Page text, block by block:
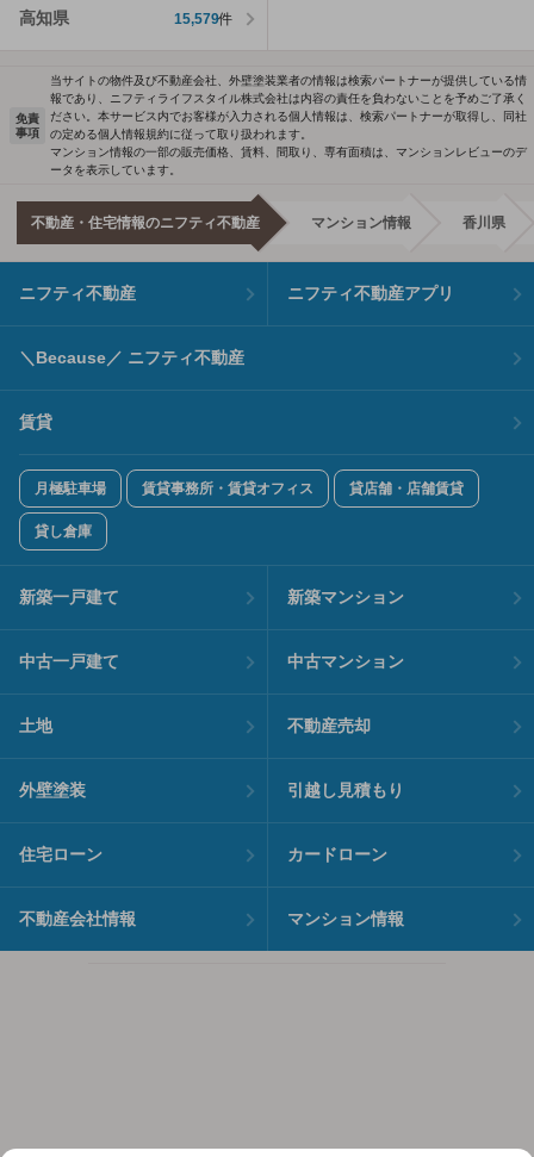
高知県 15,579件
免責
事項
当サイトの物件及び不動産会社、外壁塗装業者の情報は検索パートナーが提供している情
報であり、ニフティライフスタイル株式会社は内容の責任を負わないことを予めご了承く
ださい。本サービス内でお客様が入力される個人情報は、検索パートナーが取得し、同社
の定める個人情報規約に従って取り扱われます。
マンション情報の一部の販売価格、賃料、間取り、専有面積は、マンションレビューのデ
ータを表示しています。
不動産・住宅情報のニフティ不動産 マンション情報 香川県
ニフティ不動産 ニフティ不動産アプリ
＼Because／ ニフティ不動産
賃貸
月極駐車場 賃貸事務所・賃貸オフィス 貸店舗・店舗賃貸
貸し倉庫
新築一戸建て 新築マンション
中古一戸建て 中古マンション
土地 不動産売却
外壁塗装 引越し見積もり
住宅ローン カードローン
不動産会社情報 マンション情報